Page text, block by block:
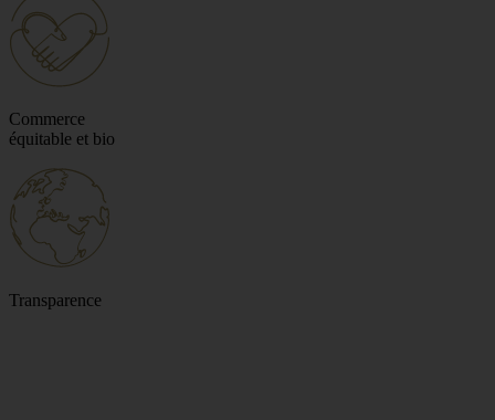
Commerce
équitable et bio
Transparence